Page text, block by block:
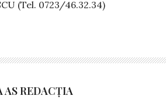
(Tel. 0723/46.32.34)
AS REDACȚIA